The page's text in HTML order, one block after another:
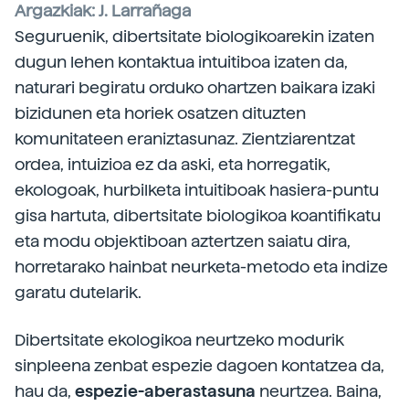
Argazkiak: J. Larrañaga
Seguruenik, dibertsitate biologikoarekin izaten
dugun lehen kontaktua intuitiboa izaten da,
naturari begiratu orduko ohartzen baikara izaki
bizidunen eta horiek osatzen dituzten
komunitateen eraniztasunaz. Zientziarentzat
ordea, intuizioa ez da aski, eta horregatik,
ekologoak, hurbilketa intuitiboak hasiera-puntu
gisa hartuta, dibertsitate biologikoa koantifikatu
eta modu objektiboan aztertzen saiatu dira,
horretarako hainbat neurketa-metodo eta indize
garatu dutelarik.
Dibertsitate ekologikoa neurtzeko modurik
sinpleena zenbat espezie dagoen kontatzea da,
hau da, espezie-aberastasuna neurtzea. Baina,